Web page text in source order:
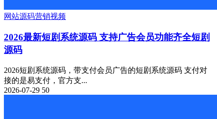
网站源码营销视频
2026最新短剧系统源码 支持广告会员功能齐全短剧
源码
2026短剧系统源码，带支付会员广告的短剧系统源码 支付对
接的是易支付，官方支...
2026-07-29 50